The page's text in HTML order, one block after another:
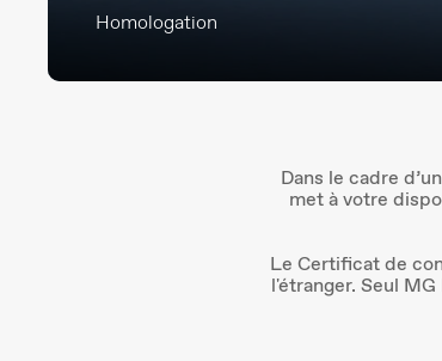
Homologation
Dans le cadre
met à votre
Le Certificat de
l'étranger. Seul